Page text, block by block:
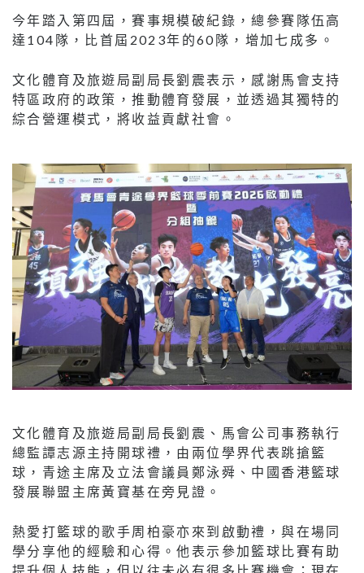
今年踏入第四屆，賽事規模破紀錄，總參賽隊伍高
達104隊，比首屆2023年的60隊，增加七成多。
文化體育及旅遊局副局長劉震表示，感謝馬會支持
特區政府的政策，推動體育發展，並透過其獨特的
綜合營運模式，將收益貢獻社會。
文化體育及旅遊局副局長劉震、馬會公司事務執行
總監譚志源主持開球禮，由兩位學界代表跳搶籃
球，青途主席及立法會議員鄭泳舜、中國香港籃球
發展聯盟主席黃寶基在旁見證。
熱愛打籃球的歌手周柏豪亦來到啟動禮，與在場同
學分享他的經驗和心得。他表示參加籃球比賽有助